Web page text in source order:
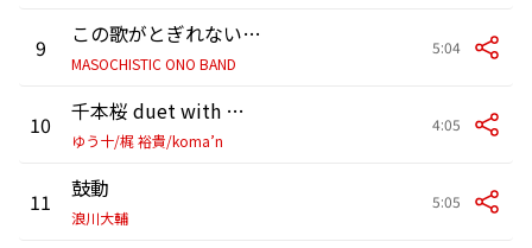
9 この歌がとぎれないように
MASOCHISTIC ONO BAND
5:04
10 千本桜 duet with 梶裕貴 feat. Koma’n
ゆう十/梶 裕貴/koma’n
4:05
11 鼓動
浪川大輔
5:05